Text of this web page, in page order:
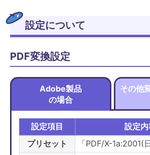
設定について
PDF変換設定
Adobe製品
の場合
設定項目
設定
プリセット
「PDF/X-1a:2001(
その他